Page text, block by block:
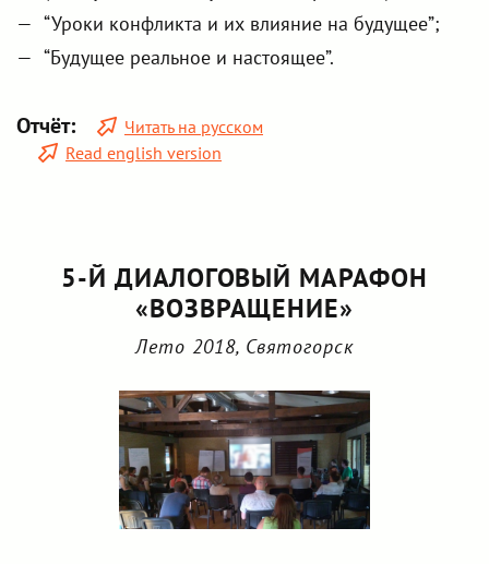
“Уроки конфликта и их влияние на будущее”;
“Будущее реальное и настоящее”.
Отчёт:
Читать на русском
Read english version
5-Й ДИАЛОГОВЫЙ МАРАФОН
«ВОЗВРАЩЕНИЕ»
Лето 2018, Святогорск